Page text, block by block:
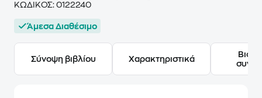
ΚΩΔΙΚΟΣ: 0122240
Άμεσα Διαθέσιμο
Σύνοψη βιβλίου Χαρακτηριστικά